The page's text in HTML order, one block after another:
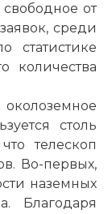
от
среди
статистике
количества
столь
телескоп
Во-первых,
наземных
Благодаря